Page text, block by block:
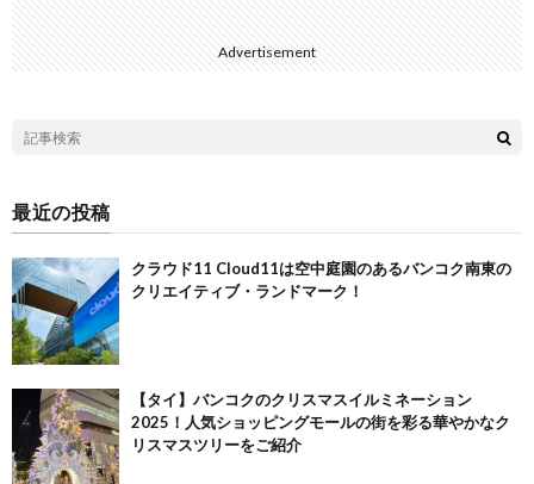
Advertisement
最近の投稿
クラウド11 Cloud11は空中庭園のあるバンコク南東の
クリエイティブ・ランドマーク！
【タイ】バンコクのクリスマスイルミネーション
2025！人気ショッピングモールの街を彩る華やかなク
リスマスツリーをご紹介